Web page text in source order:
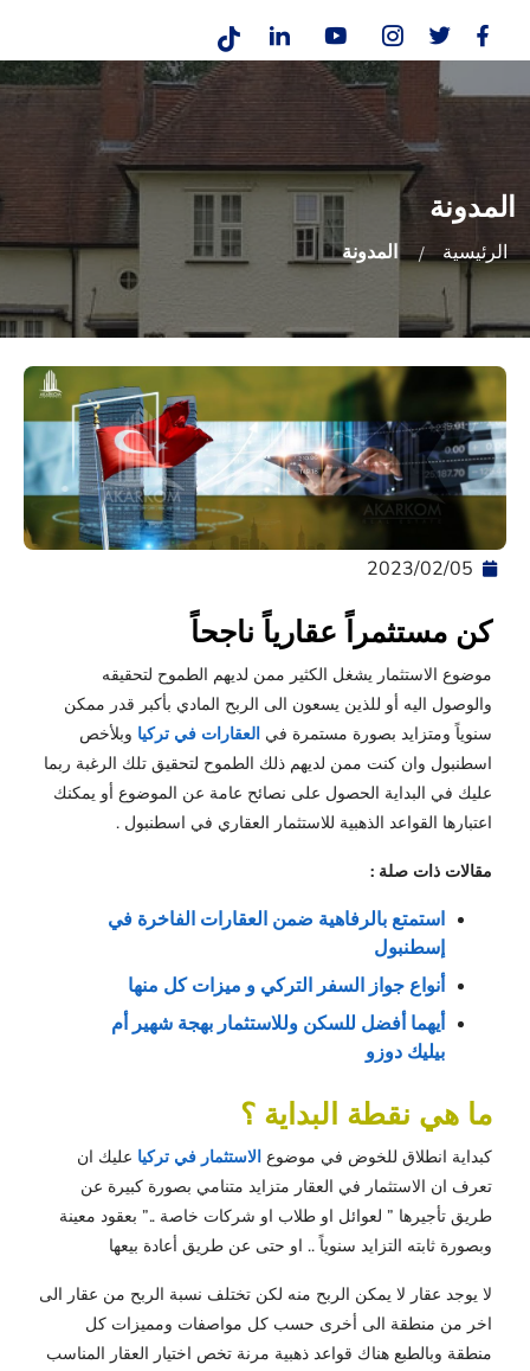
المدونة
الرئيسية المدونة
05‏/02‏/2023
كن مستثمراً عقارياً ناجحاً
موضوع الاستثمار يشغل الكثير ممن لديهم الطموح لتحقيقه
والوصول اليه أو للذين يسعون الى الربح المادي بأكبر قدر ممكن
سنوياً ومتزايد بصورة مستمرة في العقارات في تركيا وبلأخص
اسطنبول وان كنت ممن لديهم ذلك الطموح لتحقيق تلك الرغبة ربما
عليك في البداية الحصول على نصائح عامة عن الموضوع أو يمكنك
اعتبارها القواعد الذهبية للاستثمار العقاري في اسطنبول .
مقالات ذات صلة :
إسطنبول
أنواع جواز السفر التركي و ميزات كل منها
بيليك دوزو
ما هي نقطة البداية ؟
كبداية انطلاق للخوض في موضوع الاستثمار في تركيا عليك ان
تعرف ان الاستثمار في العقار متزايد متنامي بصورة كبيرة عن
طريق تأجيرها ” لعوائل او طلاب او شركات خاصة ..” بعقود معينة
وبصورة ثابته التزايد سنوياً .. او حتى عن طريق أعادة بيعها
لا يوجد عقار لا يمكن الربح منه لكن تختلف نسبة الربح من عقار الى
اخر من منطقة الى أخرى حسب كل مواصفات ومميزات كل
منطقة وبالطبع هناك قواعد ذهبية مرنة تخص اختيار العقار المناسب